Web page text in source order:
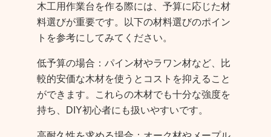
木工用作業台を作る際には、予算に応じた材
料選びが重要です。以下の材料選びのポイン
トを参考にしてみてください。
低予算の場合：パイン材やラワン材など、比
較的安価な木材を使うとコストを抑えること
ができます。これらの木材でも十分な強度を
持ち、DIY初心者にも扱いやすいです。